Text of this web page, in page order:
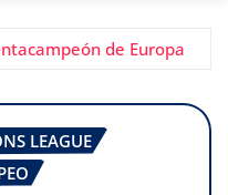
de Europa
LEAGUE